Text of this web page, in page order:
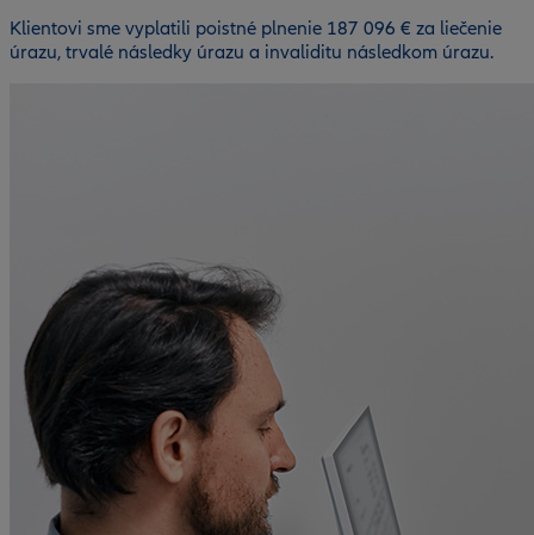
Klientovi sme vyplatili poistné plnenie 187 096 € za liečenie
úrazu, trvalé následky úrazu a invaliditu následkom úrazu.